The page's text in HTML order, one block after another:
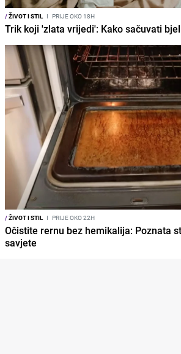
/ŽIVOT I STIL I PRIJE OKO 18H
Trik koji 'zlata vrijedi': Kako sačuvati
/ŽIVOT I STIL I PRIJE OKO 22H
Očistite rernu bez hemikalija: Poznata
savjete